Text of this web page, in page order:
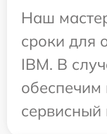
Наш
сроки для
IBM. В
обеспечим
сервисный